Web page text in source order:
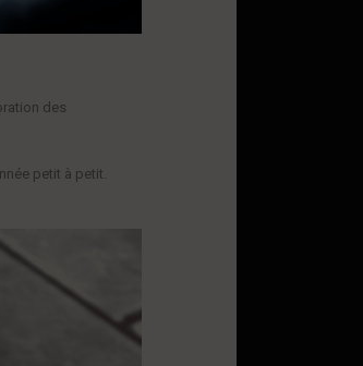
des
petit à petit.